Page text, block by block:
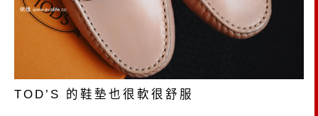
TOD’S 的鞋墊也很軟很舒服